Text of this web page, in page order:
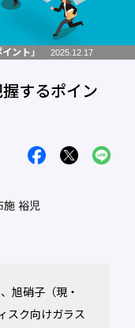
ント」 2025.12.17
するポイン
施 裕児
旭硝子（現・
スク向けガラス